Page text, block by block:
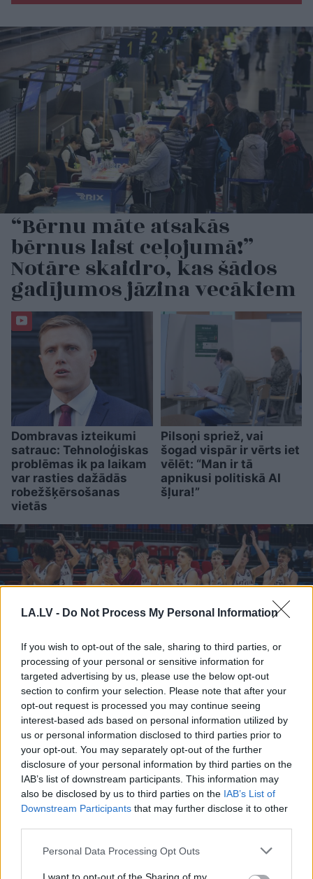
LA.LV - Do Not Process My Personal Information
If you wish to opt-out of the sale, sharing to third parties, or
processing of your personal or sensitive information for
targeted advertising by us, please use the below opt-out
section to confirm your selection. Please note that after your
opt-out request is processed you may continue seeing
interest-based ads based on personal information utilized by
us or personal information disclosed to third parties prior to
your opt-out. You may separately opt-out of the further
disclosure of your personal information by third parties on the
IAB’s list of downstream participants. This information may
also be disclosed by us to third parties on the IAB’s List of
Downstream Participants that may further disclose it to other
Please note that this website/app uses one or more Google
Personal Data Processing Opt Outs
“Bērnu māte atsakās
bērnus laist ceļojumā!”
Notāre skaidro, kas šādos
gadījumos jāzina vecākiem
Dombravas izteikumi
satrauc: Tehnoloģiskas
problēmas ik pa laikam
var rasties dažādās
robežšķērsošanas
vietās
Pilsoņi spriež, vai
šogad vispār ir vērts iet
vēlēt: “Man ir tā
apnikusi politiskā AI
šļura!”
“Latvijas izlase nav par
ādas krāsu.” Latvijas
Basketbola savienības
paziņojums par spēlētāju
aizskaršanu izgaismo
nepatīkamu sabiedrības
šķautni